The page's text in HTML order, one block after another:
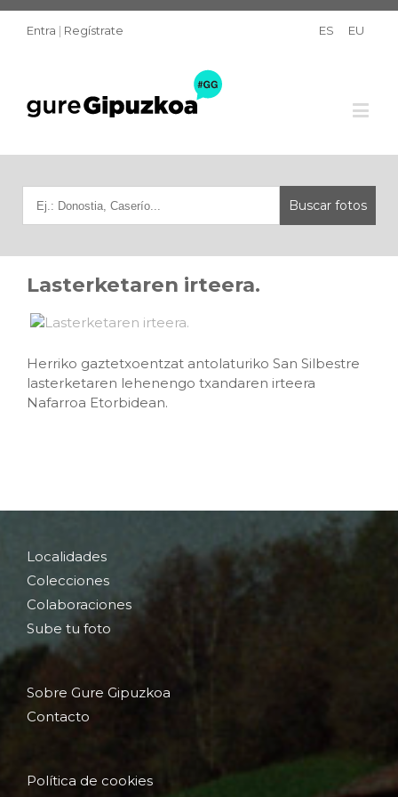
Entra | Regístrate ES EU
Lasterketaren irteera.
Herriko gaztetxoentzat antolaturiko San Silbestre
lasterketaren lehenengo txandaren irteera
Nafarroa Etorbidean.
Localidades
Colecciones
Colaboraciones
Sube tu foto
Sobre Gure Gipuzkoa
Contacto
Política de cookies